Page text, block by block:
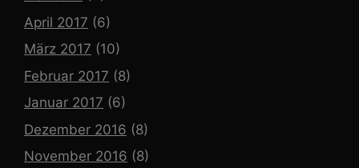
April 2017 (6)
März 2017 (10)
Februar 2017 (8)
Januar 2017 (6)
Dezember 2016 (8)
November 2016 (8)